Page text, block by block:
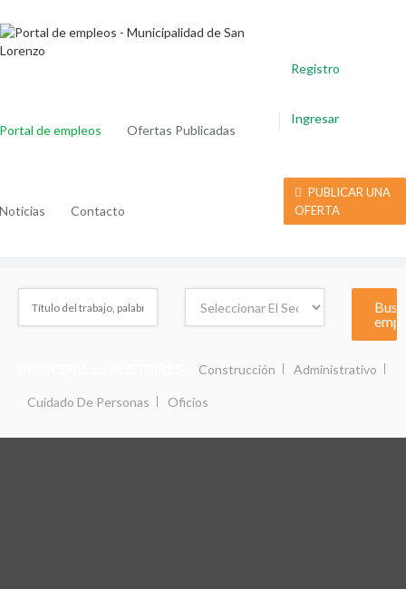
Portal de empleos Ofertas Publicadas
Noticias Contacto
Registro
Ingresar
PUBLICAR UNA
OFERTA
Construcción Administrativo
Cuidado De Personas Oficios